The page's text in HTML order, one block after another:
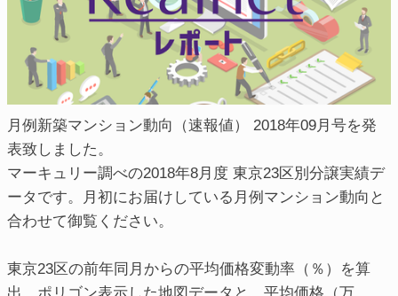
月例新築マンション動向（速報値） 2018年09月号を発
表致しました。
マーキュリー調べの2018年8月度 東京23区別分譲実績デ
ータです。月初にお届けしている月例マンション動向と
合わせて御覧ください。
東京23区の前年同月からの平均価格変動率（％）を算
出、ポリゴン表示した地図データと、平均価格（万